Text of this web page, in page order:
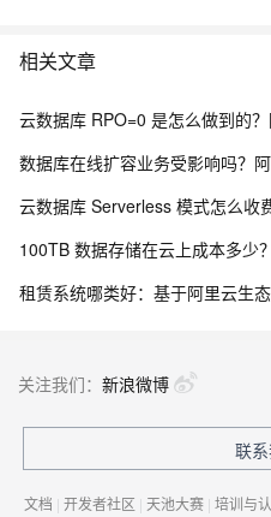
相关文章
租赁系统哪类好：基于阿里云生
关注我们： 新浪微博
联
文档 | 开发者社区 | 天池大赛 | 培训与